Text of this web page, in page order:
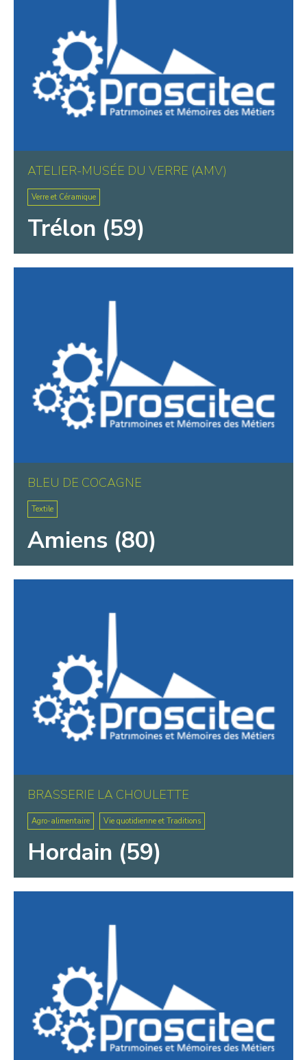
ATELIER-MUSÉE DU VERRE (AMV)
Verre et Céramique
Trélon (59)
BLEU DE COCAGNE
Textile
Amiens (80)
BRASSERIE LA CHOULETTE
Agro-alimentaire Vie quotidienne et Traditions
Hordain (59)